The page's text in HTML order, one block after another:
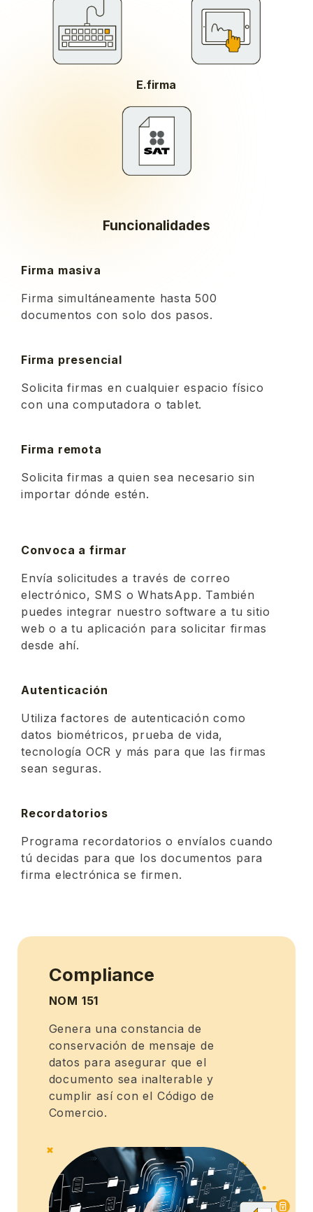
E.firma
Funcionalidades
Firma masiva
Firma simultáneamente hasta 500
documentos con solo dos pasos.
Firma presencial
Solicita firmas en cualquier espacio físico
con una computadora o tablet.
Firma remota
Solicita firmas a quien sea necesario sin
importar dónde estén.
Convoca a firmar
Envía solicitudes a través de correo
electrónico, SMS o WhatsApp. También
puedes integrar nuestro software a tu sitio
web o a tu aplicación para solicitar firmas
desde ahí.
Autenticación
Utiliza factores de autenticación como
datos biométricos, prueba de vida,
tecnología OCR y más para que las firmas
sean seguras.
Recordatorios
Programa recordatorios o envíalos cuando
tú decidas para que los documentos para
firma electrónica se firmen.
Compliance
NOM 151
Genera una constancia de
conservación de mensaje de
datos para asegurar que el
documento sea inalterable y
cumplir así con el Código de
Comercio.